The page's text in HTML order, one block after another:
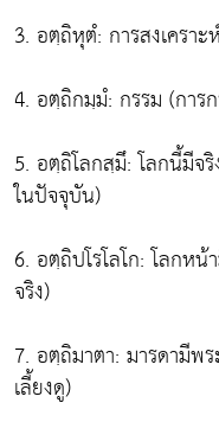
3. อตฺถิหุตํ: การสงเครา
4. อตฺถิกมฺมํ: กรรม (การ
5. อตฺถิโลกสฺมึ: โลกนี้มีจ
ในปัจจุบัน)
6. อตฺถิปโรโลโก: โลกห
จริง)
7. อตฺถิมาตา: มารดามีพ
เลี้ยงดู)